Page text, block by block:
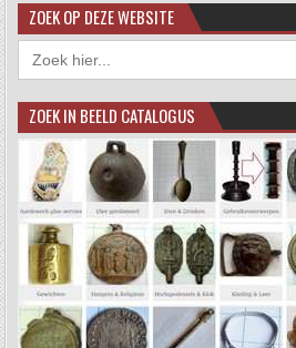
ZOEK OP DEZE WEBSITE
Zoek
naar:
ZOEK IN BEELD CATALOGUS